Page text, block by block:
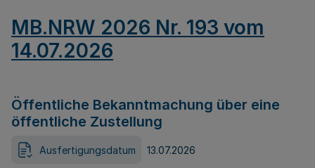
MB.NRW 2026 Nr. 193 vom
14.07.2026
Öffentliche Bekanntmachung über eine
öffentliche Zustellung
Ausfertigungsdatum 13.07.2026